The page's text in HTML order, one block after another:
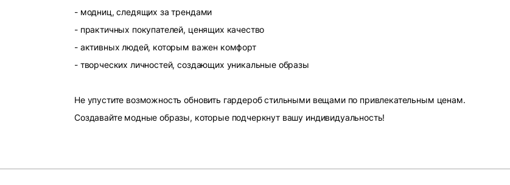
- модниц, следящих за трендами
- практичных покупателей, ценящих качество
- активных людей, которым важен комфорт
- творческих личностей, создающих уникальные образы
Не упустите возможность обновить гардероб стильными вещами по привлекательным ценам.
Создавайте модные образы, которые подчеркнут вашу индивидуальность!